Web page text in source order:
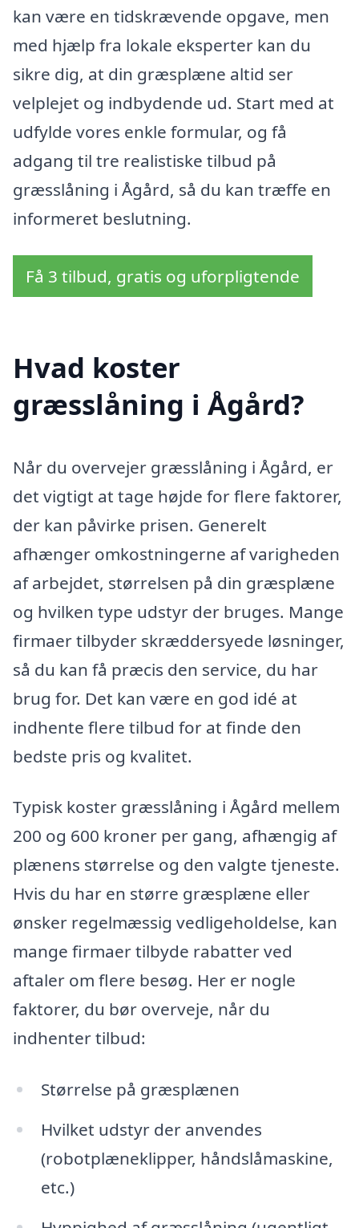
kan være en tidskrævende opgave, men
med hjælp fra lokale eksperter kan du
sikre dig, at din græsplæne altid ser
velplejet og indbydende ud. Start med at
udfylde vores enkle formular, og få
adgang til tre realistiske tilbud på
græsslåning i Ågård, så du kan træffe en
informeret beslutning.
Få 3 tilbud, gratis og uforpligtende
Hvad koster
græsslåning i Ågård?
Når du overvejer græsslåning i Ågård, er
det vigtigt at tage højde for flere faktorer,
der kan påvirke prisen. Generelt
afhænger omkostningerne af varigheden
af arbejdet, størrelsen på din græsplæne
og hvilken type udstyr der bruges. Mange
firmaer tilbyder skræddersyede løsninger,
så du kan få præcis den service, du har
brug for. Det kan være en god idé at
indhente flere tilbud for at finde den
bedste pris og kvalitet.
Typisk koster græsslåning i Ågård mellem
200 og 600 kroner per gang, afhængig af
plænens størrelse og den valgte tjeneste.
Hvis du har en større græsplæne eller
ønsker regelmæssig vedligeholdelse, kan
mange firmaer tilbyde rabatter ved
aftaler om flere besøg. Her er nogle
faktorer, du bør overveje, når du
indhenter tilbud:
Størrelse på græsplænen
Hvilket udstyr der anvendes
(robotplæneklipper, håndslåmaskine,
etc.)